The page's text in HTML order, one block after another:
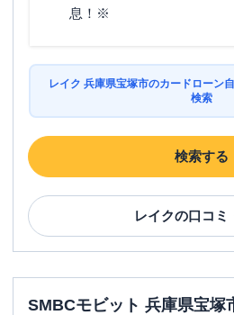
息！※
レイク 兵庫県宝塚市のカードローン
検索
検索する
レイクの口コミ
SMBCモビット 兵庫県宝塚